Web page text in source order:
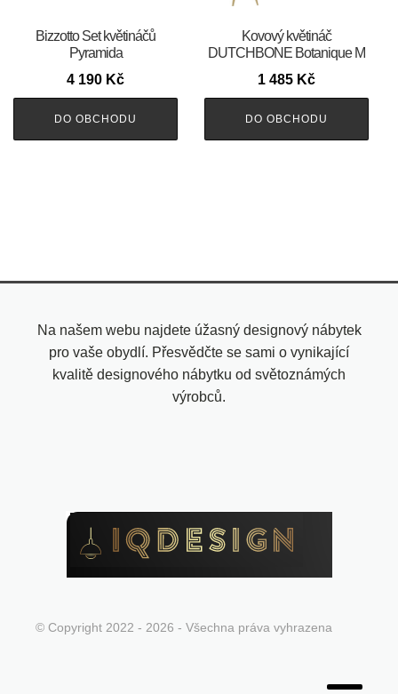
Bizzotto Set květináčů
Pyramida
4 190 Kč
DO OBCHODU
Kovový květináč
DUTCHBONE Botanique M
1 485 Kč
DO OBCHODU
Na našem webu najdete úžasný designový nábytek
pro vaše obydlí. Přesvědčte se sami o vynikající
kvalitě designového nábytku od světoznámých
výrobců.
© Copyright 2022 - 2026 - Všechna práva vyhrazena